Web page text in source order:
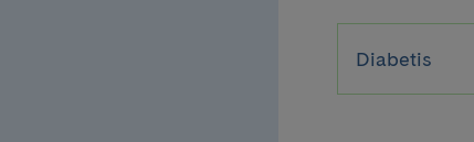
Diabetis